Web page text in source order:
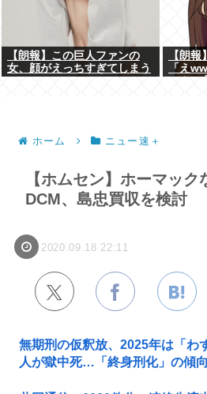
【朗報】この巨人ファンの
女、顔がえっちすぎてしまう
【朗
「え
ホーム ニュー速＋
【ホムセン】ホーマック
DCM、島忠買収を検討
2020.09.18 22:11
無期刑の仮釈放、2025年は「わ
人が獄中死…「終身刑化」の傾